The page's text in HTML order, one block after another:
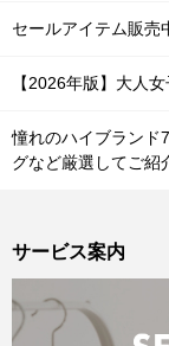
セールアイテム販売
【2026年版】大人
憧れのハイブランド
グなど厳選してご紹
サービス案内